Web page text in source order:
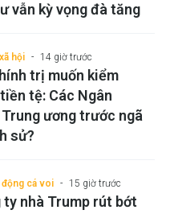
vẫn kỳ vọng đà tăng
hội 14 giờ trước
trị muốn kiểm
tệ: Các Ngân
Trung ương trước ngã
sử?
động cá voi 15 giờ trước
ty nhà Trump rút bớt